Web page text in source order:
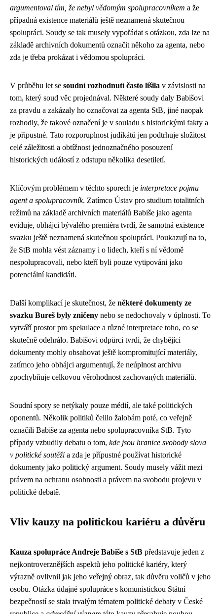
argumentoval tím, že nebyl vědomým spolupracovníkem a že
případná existence materiálů ještě neznamená skutečnou
spolupráci. Soudy se tak musely vypořádat s otázkou, zda lze na
základě archivních dokumentů označit někoho za agenta, nebo
zda je třeba prokázat i vědomou spolupráci.
V průběhu let se soudní rozhodnutí často lišila v závislosti na
tom, který soud věc projednával. Některé soudy daly Babišovi
za pravdu a zakázaly ho označovat za agenta StB, jiné naopak
rozhodly, že takové označení je v souladu s historickými fakty a
je přípustné. Tato rozporuplnost judikátů jen podtrhuje složitost
celé záležitosti a obtížnost jednoznačného posouzení
historických událostí z odstupu několika desetiletí.
Klíčovým problémem v těchto sporech je interpretace pojmu
agent a spolupracovník. Zatímco Ústav pro studium totalitních
režimů na základě archivních materiálů Babiše jako agenta
eviduje, obhájci bývalého premiéra tvrdí, že samotná existence
svazku ještě neznamená skutečnou spolupráci. Poukazují na to,
že StB mohla vést záznamy i o lidech, kteří s ní vědomě
nespolupracovali, nebo kteří byli pouze vytipováni jako
potenciální kandidáti.
Další komplikací je skutečnost, že některé dokumenty ze
svazku Bureš byly zničeny nebo se nedochovaly v úplnosti. To
vytváří prostor pro spekulace a různé interpretace toho, co se
skutečně odehrálo. Babišovi odpůrci tvrdí, že chybějící
dokumenty mohly obsahovat ještě kompromitující materiály,
zatímco jeho obhájci argumentují, že neúplnost archivu
zpochybňuje celkovou věrohodnost zachovaných materiálů.
Soudní spory se netýkaly pouze médií, ale také politických
oponentů. Několik politiků čelilo žalobám poté, co veřejně
označili Babiše za agenta nebo spolupracovníka StB. Tyto
případy vzbudily debatu o tom, kde jsou hranice svobody slova
v politické soutěži a zda je přípustné používat historické
dokumenty jako politický argument. Soudy musely vážit mezi
právem na ochranu osobnosti a právem na svobodu projevu v
politické debatě.
Vliv kauzy na politickou kariéru a důvěru
Kauza spolupráce Andreje Babiše s StB představuje jeden z
nejkontroverznějších aspektů jeho politické kariéry, který
výrazně ovlivnil jak jeho veřejný obraz, tak důvěru voličů v jeho
osobu. Otázka údajné spolupráce s komunistickou Státní
bezpečností se stala trvalým tématem politické debaty v České